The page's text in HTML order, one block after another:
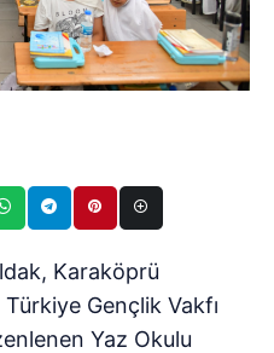
Karaköprü
Türkiye Gençlik Vakfı
Yaz Okulu